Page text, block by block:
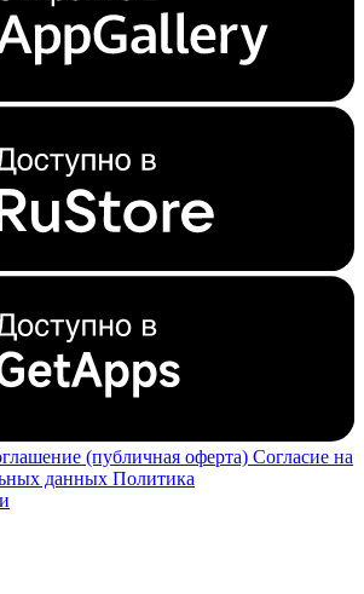
(публичная оферта) Согласие на
данных Политика